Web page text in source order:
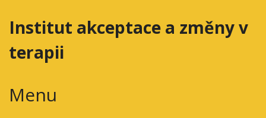
Institut akceptace a změny v
terapii
Menu